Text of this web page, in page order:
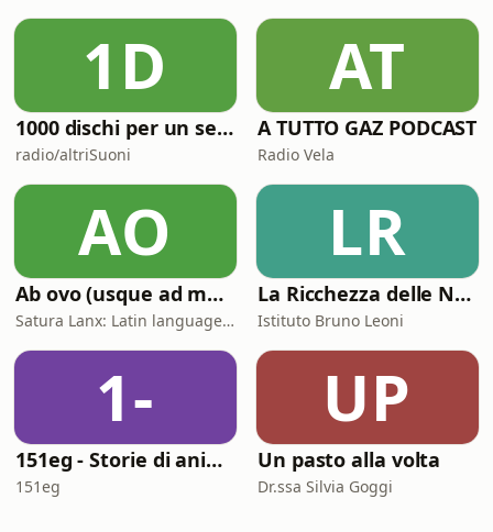
1D
1000 dischi per un secolo
radio/altriSuoni
AT
A TUTTO GAZ PODCAST
Radio Vela
AO
Ab ovo (usque ad mala)
Satura Lanx: Latin language and literature for beginners.
LR
La Ricchezza delle Nazioni
Istituto Bruno Leoni
1-
151eg - Storie di animazione
151eg
UP
Un pasto alla volta
Dr.ssa Silvia Goggi